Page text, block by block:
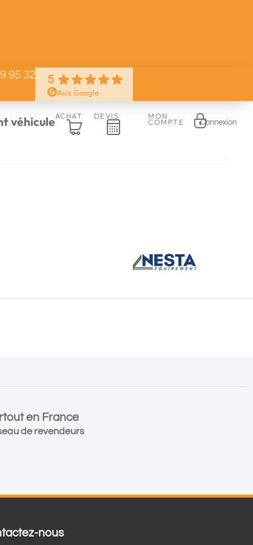
95 32 5
Avis Google
véhiculeACHAT DEVIS MON
COMPTE Connexion
en France
de revendeurs
nous